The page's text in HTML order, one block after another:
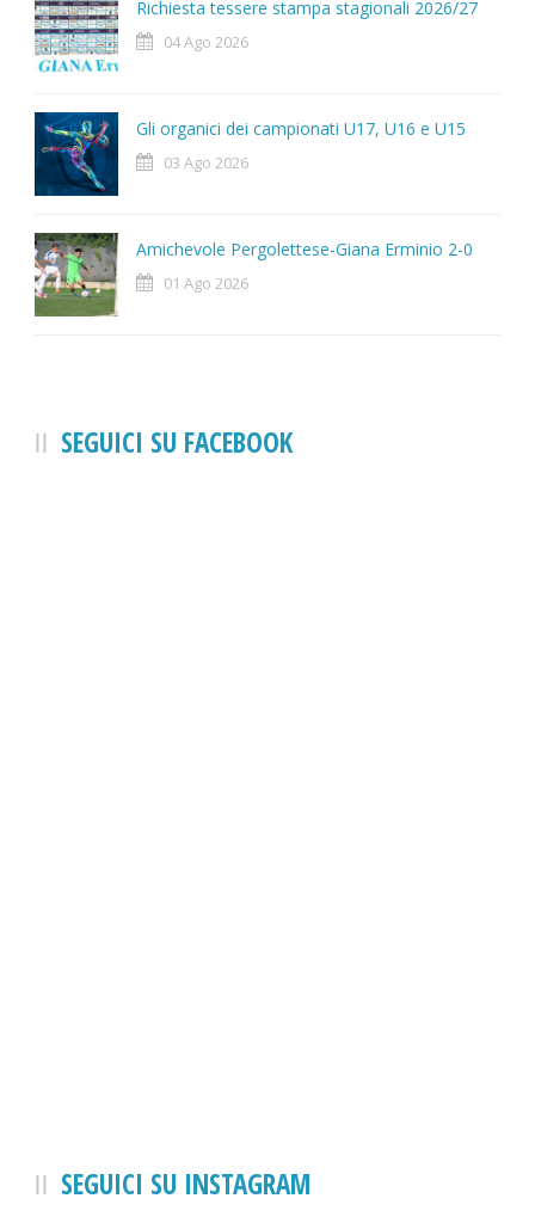
Richiesta tessere stampa stagionali 2026/27
04 Ago 2026
Gli organici dei campionati U17, U16 e U15
03 Ago 2026
Amichevole Pergolettese-Giana Erminio 2-0
01 Ago 2026
SEGUICI SU FACEBOOK
SEGUICI SU INSTAGRAM